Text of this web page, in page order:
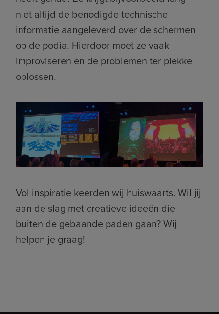
niet altijd de benodigde technische
informatie aangeleverd over de schermen
op de podia. Hierdoor moet ze vaak
improviseren en de problemen ter plekke
oplossen.
Vol inspiratie keerden wij huiswaarts. Wil jij
aan de slag met creatieve ideeën die
buiten de gebaande paden gaan? Wij
helpen je graag!